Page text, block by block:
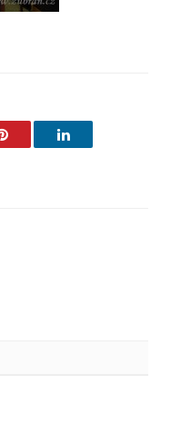
Pinterest LinkedIn